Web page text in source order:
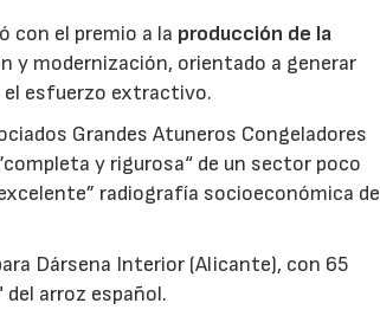
con el premio a la producción de la
y modernización, orientado a generar
el esfuerzo extractivo.
Grandes Atuneros Congeladores
y rigurosa“ de un sector poco
radiografía socioeconómica de
Dársena Interior (Alicante), con 65
arroz español.